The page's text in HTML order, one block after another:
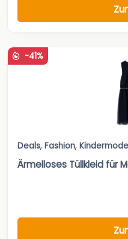
-41%
Deals, Fashion, Kindermode
Ärmelloses Tüllkleid für